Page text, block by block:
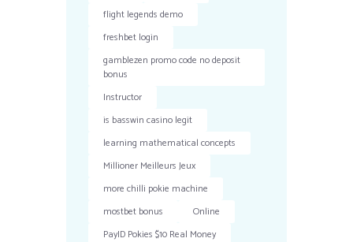
flight legends demo
freshbet login
gamblezen promo code no deposit
bonus
Instructor
is basswin casino legit
learning mathematical concepts
Millioner Meilleurs Jeux
more chilli pokie machine
mostbet bonus
Online
PayID Pokies $10 Real Money